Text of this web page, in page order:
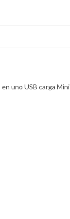
uno USB carga Mini